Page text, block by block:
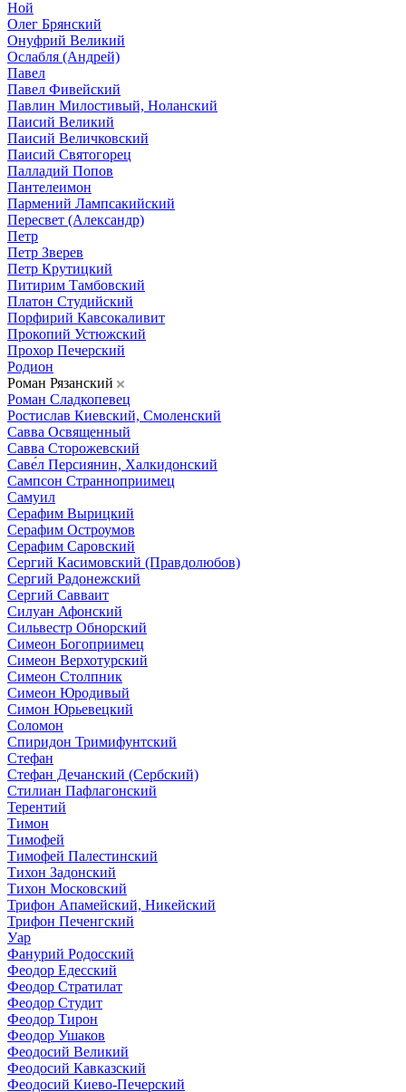
Ной
Олег Брянский
Онуфрий Великий
Ослабля (Андрей)
Павел
Павел Фивейский
Павлин Милостивый, Ноланский
Паисий Великий
Паисий Величковский
Паисий Святогорец
Палладий Попов
Пантелеимон
Пармений Лампсакийский
Пересвет (Александр)
Петр
Петр Зверев
Петр Крутицкий
Питирим Тамбовский
Платон Студийский
Порфирий Кавсокаливит
Прокопий Устюжский
Прохор Печерский
Родион
Роман Рязанский
Роман Сладкопевец
Ростислав Киевский, Смоленский
Савва Освященный
Савва Сторожевский
Саве́л Персиянин, Халкидонский
Сампсон Странноприимец
Самуил
Серафим Вырицкий
Серафим Остроумов
Серафим Саровский
Сергий Касимовский (Правдолюбов)
Сергий Радонежский
Сергий Савваит
Силуан Афонский
Сильвестр Обнорский
Симеон Богоприимец
Симеон Верхотурский
Симеон Столпник
Симеон Юродивый
Симон Юрьевецкий
Соломон
Спиридон Тримифунтский
Стефан
Стефан Дечанский (Сербский)
Стилиан Пафлагонский
Терентий
Тимон
Тимофей
Тимофей Палестинский
Тихон Задонский
Тихон Московский
Трифон Апамейский, Никейский
Трифон Печенгский
Уар
Фанурий Родосский
Феодор Едесский
Феодор Стратилат
Феодор Студит
Феодор Тирон
Феодор Ушаков
Феодосий Великий
Феодосий Кавказский
Феодосий Киево-Печерский